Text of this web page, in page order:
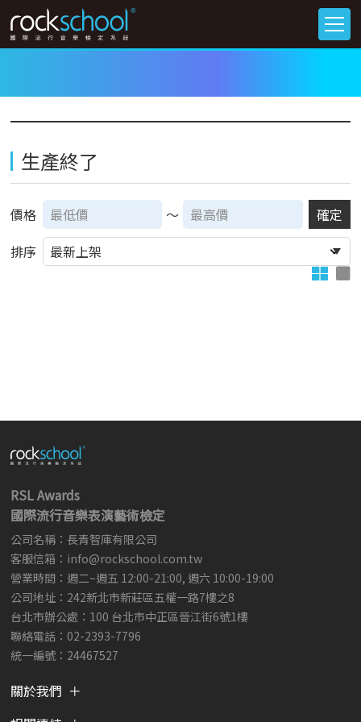
生產終了
價格 ～
確定
排序
RSL Awards
國際流行音樂表演藝術檢定
公司名稱：長青智庫有限公司
客服信箱： info@rockschool.com.tw ​
營業時間：週二~週五 12:00-21:00, 週六 10:00-19:00
公司地址：242新北市新莊區五權一路7樓之8
台北市辦公處：100 台北市中正區晉江街6號1樓
聯絡電話：02-2393-7796
統一編號：24467527
關於我們